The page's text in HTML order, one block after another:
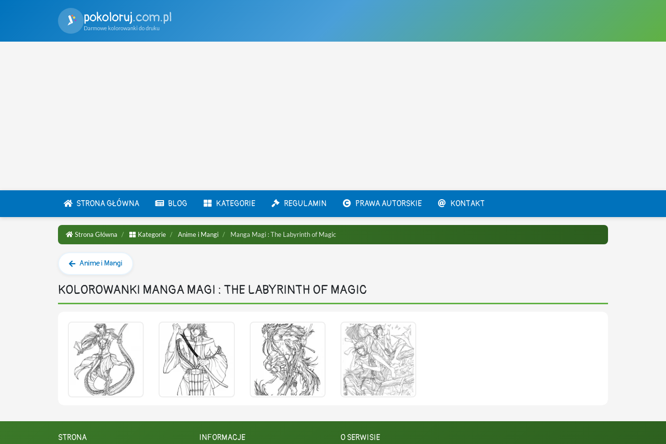
pokoloruj.com.pl
Darmowe kolorowanki do druku
STRONA GŁÓWNA BLOG KATEGORIE REGULAMIN PRAWA AUTORSKIE KONTAKT
Strona Główna Kategorie Anime i Mangi Manga Magi : The Labyrinth of Magic
Anime i Mangi
KOLOROWANKI MANGA MAGI : THE LABYRINTH OF MAGIC
STRONA INFORMACJE O SERWISIE